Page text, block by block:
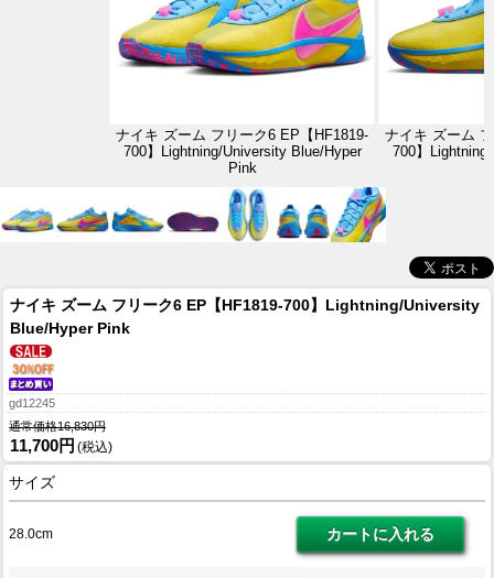
ナイキ ズーム フリーク6 EP【HF1819-
700】Lightning/University Blue/Hyper
Pink
ナイキ ズーム
700】
ナイキ ズーム フリーク6 EP【HF1819-700】Lightning/University
Blue/Hyper Pink
gd12245
通常価格16,830円
11,700円 (税込)
サイズ
28.0cm